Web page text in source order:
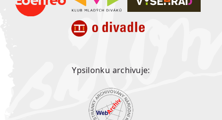
Ypsilonku archivuje: